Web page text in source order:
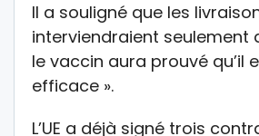
Il a souligné que les
interviendraient seulement
le vaccin aura prouvé qu’il
efficace ».
L’UE a déjà signé trois